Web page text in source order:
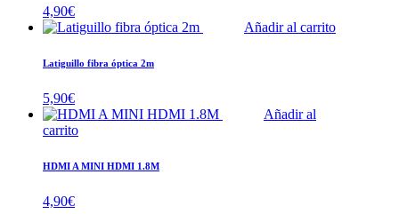
4,90€
Añadir al carrito
Latiguillo fibra óptica 2m
5,90€
Añadir al
carrito
HDMI A MINI HDMI 1.8M
4,90€